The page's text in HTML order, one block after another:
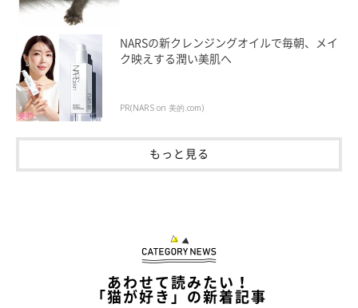
取材時、生後10カ月になっためろんくん。体が大きくなり、顔つ
NARSの新クレンジングオイルで毎朝、メイ
ク映えする潤い美肌へ
PR(NARS on 美的.com)
もっと見る
あわせて読みたい！
「猫が好き」の新着記事